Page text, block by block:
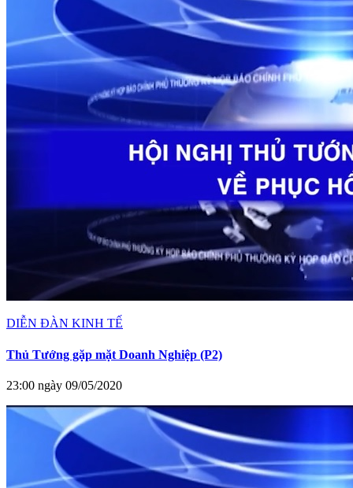
DIỄN ĐÀN KINH TẾ
Thủ Tướng gặp mặt Doanh Nghiệp (P2)
23:00 ngày 09/05/2020